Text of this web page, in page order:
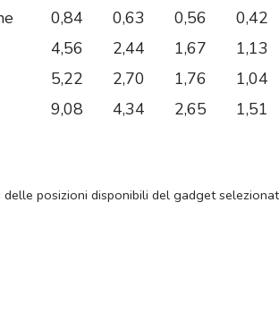
0,84 0,63 0,56 0,42
4,56 2,44 1,67 1,13
5,22 2,70 1,76 1,04
9,08 4,34 2,65 1,51
delle posizioni disponibili del gadget